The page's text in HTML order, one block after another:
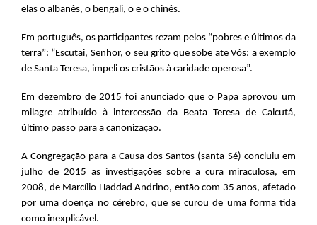
elas o albanês, o bengali, o e o chinês.
Em português, os participantes rezam pelos “pobres e últimos da
terra”: “Escutai, Senhor, o seu grito que sobe ate Vós: a exemplo
de Santa Teresa, impeli os cristãos à caridade operosa”.
Em dezembro de 2015 foi anunciado que o Papa aprovou um
milagre atribuído à intercessão da Beata Teresa de Calcutá,
último passo para a canonização.
A Congregação para a Causa dos Santos (santa Sé) concluiu em
julho de 2015 as investigações sobre a cura miraculosa, em
2008, de Marcílio Haddad Andrino, então com 35 anos, afetado
por uma doença no cérebro, que se curou de uma forma tida
como inexplicável.